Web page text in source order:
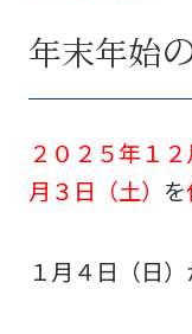
年末年始
２０２５年１
月３日（土） を
１月４日（日